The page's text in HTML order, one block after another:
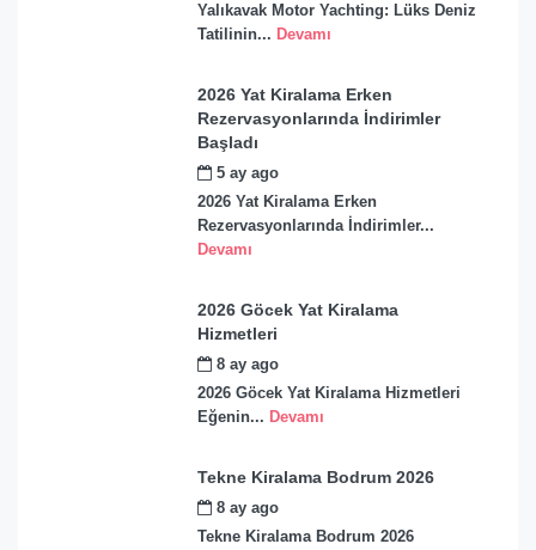
Yalıkavak Motor Yachting: Lüks Deniz
Tatilinin... Devamı
2026 Yat Kiralama Erken
Rezervasyonlarında İndirimler
Başladı
5 ay ago
2026 Yat Kiralama Erken
Rezervasyonlarında İndirimler...
Devamı
2026 Göcek Yat Kiralama
Hizmetleri
8 ay ago
2026 Göcek Yat Kiralama Hizmetleri
Eğenin... Devamı
Tekne Kiralama Bodrum 2026
8 ay ago
Tekne Kiralama Bodrum 2026